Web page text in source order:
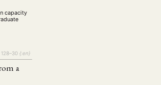
capacity
128–30 {:en}
a